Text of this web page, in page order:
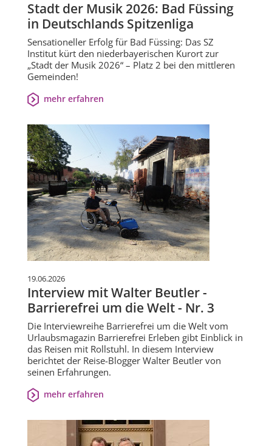
Stadt der Musik 2026: Bad Füssing
in Deutschlands Spitzenliga
Sensationeller Erfolg für Bad Füssing: Das SZ
Institut kürt den niederbayerischen Kurort zur
„Stadt der Musik 2026“ – Platz 2 bei den mittleren
Gemeinden!
mehr erfahren
19.06.2026
Interview mit Walter Beutler -
Barrierefrei um die Welt - Nr. 3
Die Interviewreihe Barrierefrei um die Welt vom
Urlaubsmagazin Barrierefrei Erleben gibt Einblick in
das Reisen mit Rollstuhl. In diesem Interview
berichtet der Reise-Blogger Walter Beutler von
seinen Erfahrungen.
mehr erfahren